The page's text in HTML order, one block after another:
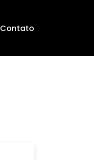
Contato